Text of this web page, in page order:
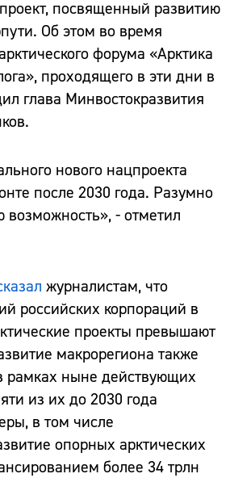
посвященный развитию
Об этом во время
форума «Арктика
проходящего в эти дни в
глава Минвостокразвития
нового нацпроекта
после 2030 года. Разумно
возможность», - отметил
журналистам, что
российских корпораций в
проекты превышают
макрорегиона также
рамках ныне действующих
из их до 2030 года
в том числе
опорных арктических
более 34 трлн